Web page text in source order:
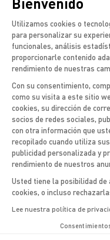
CÓDIGO POSTAL
PUERTO BASE Y
DEJE SU MENSAJE
Deseo recibir
Plataforma de
Utilizamos cookies o
para personalizar su
funcionales, análisis
proporcionarle contenido
rendimiento de nuestras
Con su consentimiento,
como su visita a este sitio
cookies, su dirección de
socios de redes sociales,
con otra información que
recopilado cuando utiliza
publicidad personalizada y
rendimiento de nuestros
Usted tiene la posibilidad
cookies, o incluso
Lee nuestra política de